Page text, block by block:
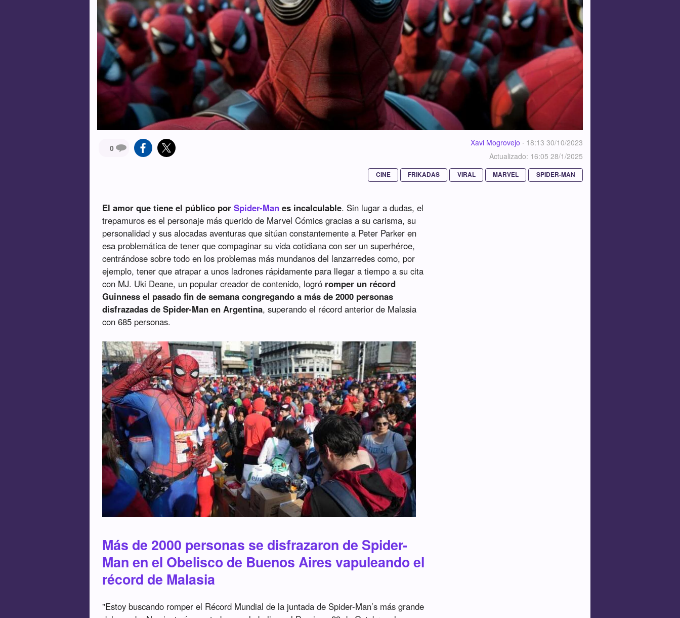
0
Xavi Mogrovejo · 18:13 30/10/2023
Actualizado: 16:05 28/1/2025
CINE FRIKADAS VIRAL MARVEL SPIDER-MAN
El amor que tiene el público porSpider-Man es incalculable. Sin lugar a dudas, el
trepamuros es el personaje más querido de Marvel Cómics gracias a su carisma, su
personalidad y sus alocadas aventuras que sitúan constantemente a Peter Parker en
esa problemática de tener que compaginar su vida cotidiana con ser un superhéroe,
centrándose sobre todo en los problemas más mundanos del lanzarredes como, por
ejemplo, tener que atrapar a unos ladrones rápidamente para llegar a tiempo a su cita
con MJ. Uki Deane, un popular creador de contenido, logró romper un récord
Guinness el pasado fin de semana congregando a más de 2000 personas
disfrazadas de Spider-Man en Argentina, superando el récord anterior de Malasia
con 685 personas.
Más de 2000 personas se disfrazaron de Spider-
Man en el Obelisco de Buenos Aires vapuleando el
récord de Malasia
"Estoy buscando romper el Récord Mundial de la juntada de Spider-Man’s más grande